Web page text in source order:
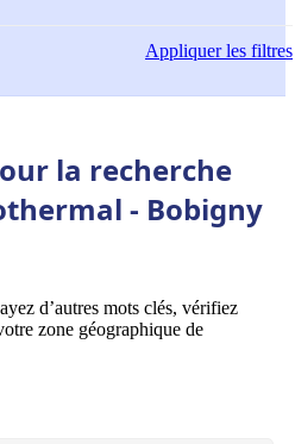
Appliquerles filtres
la recherche
- Bobigny
d’autres mots clés, vérifiez
zone géographique de